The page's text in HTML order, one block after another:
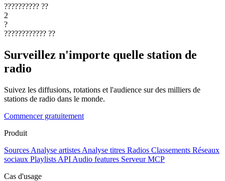
?????????? ??
2
?
???????????? ??
Surveillez n'importe quelle station de
radio
Suivez les diffusions, rotations et l'audience sur des milliers de
stations de radio dans le monde.
Commencer gratuitement
Produit
Sources Analyse artistes Analyse titres Radios Classements Réseaux
sociaux Playlists API Audio features Serveur MCP
Cas d'usage